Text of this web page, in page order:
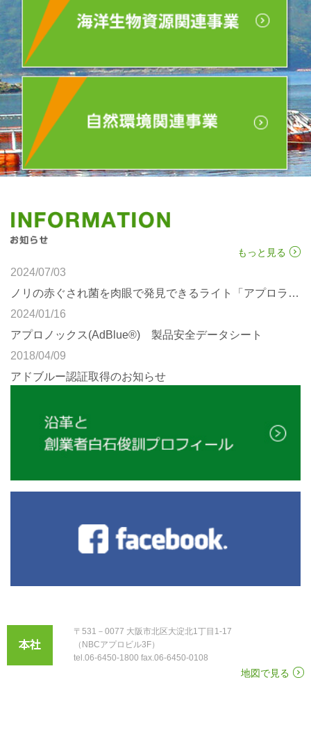
もっと見る
2024/07/03
ノリの赤ぐされ菌を肉眼で発見できるライト「アプロライト」
2024/01/16
アプロノックス(AdBlue®) 製品安全データシート
2018/04/09
アドブルー認証取得のお知らせ
〒531－0077 大阪市北区大淀北1丁目1-17
（NBCアプロビル3F）
tel.06-6450-1800 fax.06-6450-0108
地図で見る